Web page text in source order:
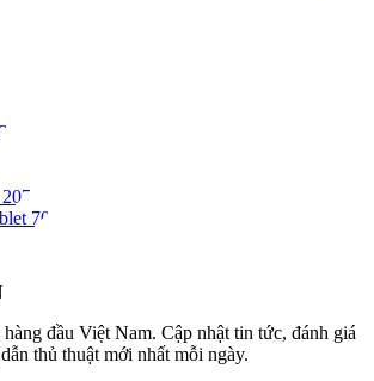
207
70
đầu Việt Nam. Cập nhật tin tức, đánh giá
thủ thuật mới nhất mỗi ngày.